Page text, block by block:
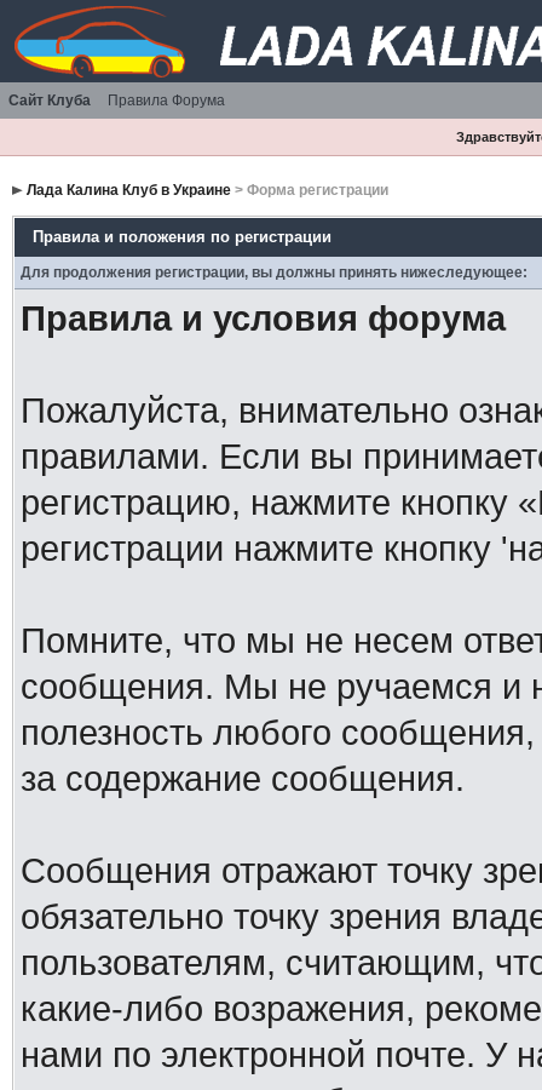
Сайт Клуба Правила Форума
Лада Калина Клуб в Украине> Форма регистрации
Правила и положения по регистрации
Для продолжения регистрации, вы должны принять нижеследующее:
Правила и условия форума
Пожалуйста, внимательно
правилами. Если вы
регистрацию, нажмите кнопку
регистрации нажмите кнопку
Помните, что мы не несем
сообщения. Мы не ручаемся и
полезность любого
за содержание сообщения.
Сообщения отражают точку
обязательно точку зрения
пользователям, считающим,
какие-либо возражения,
нами по электронной почте. У